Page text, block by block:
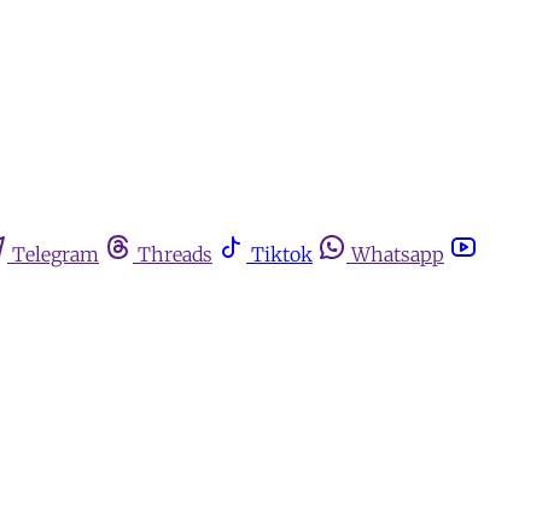
Telegram Threads Tiktok
Whatsapp